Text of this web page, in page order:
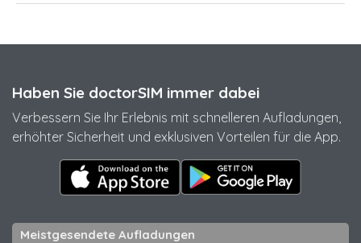
Haben Sie doctorSIM immer dabei
Verbessern Sie Ihr Erlebnis mit schnelleren Aufladungen,
erhöhter Sicherheit und exklusiven Vorteilen für die App.
Meistgesendete Aufladungen